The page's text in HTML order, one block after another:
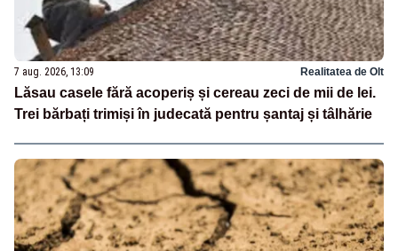
7 aug. 2026, 13:09 Realitatea de Olt
Lăsau casele fără acoperiș și cereau zeci de mii de lei.
Trei bărbați trimiși în judecată pentru șantaj și tâlhărie